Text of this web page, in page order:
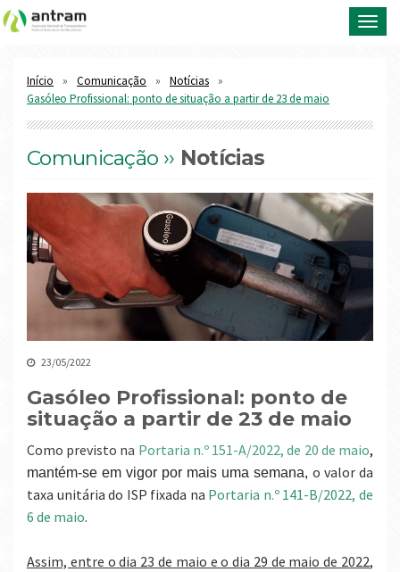
Início Comunicação
Notícias
Gasóleo Profissional: ponto de situação a partir de 23 de maio
Comunicação ›› Notícias
23/05/2022
Gasóleo Profissional: ponto de
situação a partir de 23 de maio
Como previsto na Portaria n.º 151-A/2022, de 20 de maio,
mantém-se em vigor por mais uma semana, o valor da
taxa unitária do ISP fixada na Portaria n.º 141-B/2022, de
6 de maio.
Assim, entre o dia 23 de maio e o dia 29 de maio de 2022,